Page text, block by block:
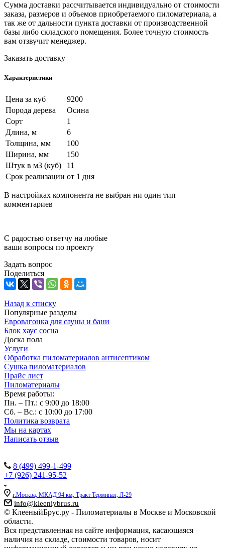
Сумма доставки рассчитывается индивидуально от стоимости
заказа, размеров и объемов приобретаемого пиломатериала, а
так же от дальности пункта доставки от производственной
базы либо складского помещения. Более точную стоимость
вам отзвучит менеджер.
Заказать доставку
Характеристики
Цена за куб
9200
Порода дерева
Осина
Сорт
1
Длина, м
6
Толщина, мм
100
Ширина, мм
150
Штук в м3 (куб)
11
Срок реализации от 1 дня
В настройках компонента не выбран ни один тип
комментариев
С радостью ответчу на любые
ваши вопросы по проекту
Задать вопрос
Поделиться
Назад к списку
Популярные разделы
Евровагонка для сауны и бани
Блок хаус сосна
Доска пола
Услуги
Обработка пиломатериалов антисептиком
Сушка пиломатериалов
Прайс лист
Пиломатериалы
Время работы:
Пн. – Пт.: с 9:00 до 18:00
Сб. – Вс.: с 10:00 до 17:00
Политика возврата
Мы на картах
Написать отзыв
8 (499) 499-1-499
+7 (926) 241-95-52
г.Москва, МКАД 94 км, Тракт Терминал, Л-29
info@kleeniybrus.ru
© КлееныйБрус.ру - Пиломатериалы в Москве и Московской
области.
Вся представленная на сайте информация, касающаяся
наличия на складе, стоимости товаров, носит